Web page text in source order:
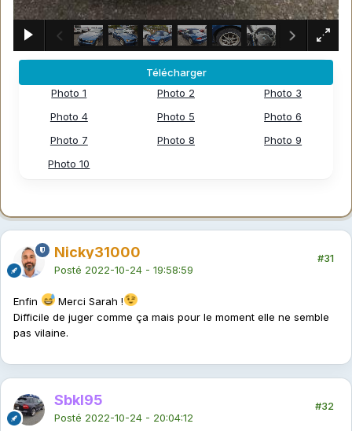
×
Télécharger
Photo 1
Photo 2
Photo 3
Photo 4
Photo 5
Photo 6
Photo 7
Photo 8
Photo 9
Photo 10
Nicky31000
Posté 2022-10-24 - 19:58:59
#31
Enfin
Merci Sarah !
Difficile de juger comme ça mais pour le moment elle ne semble
pas vilaine.
Sbkl95
Posté 2022-10-24 - 20:04:12
#32